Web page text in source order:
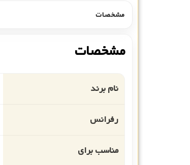
مشخصات
مشخصات
نام برند
رفرانس
مناسب برای